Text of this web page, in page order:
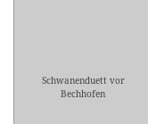
Schwanenduett vor
Bechhofen